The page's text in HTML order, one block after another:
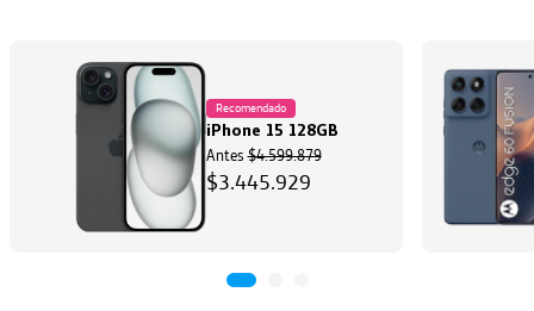
Recomendado
iPhone 15 128GB
Antes$4.599.879
$3.445.929